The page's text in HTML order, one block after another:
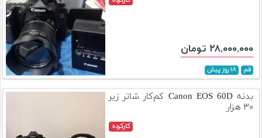
۲۸,۰۰۰,۰۰۰ تومان
قم ۱۸ روز پیش
بدنه Canon EOS 60D کم‌کار شاتر زیر
۳۰ هزار
کارکرده